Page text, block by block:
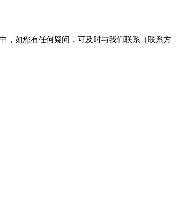
，如您有任何疑问，可及时与我们联系（联系方